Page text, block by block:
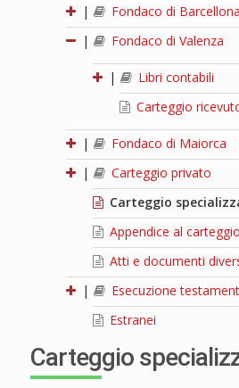
|
Fondaco di Barcellona
|
Fondaco di Valenza
|
Libri contabili
Carteggio
|
Fondaco di Maiorca
|
Carteggio privato
Carteggio
Appendice al carteggio
Atti e documenti
|
Esecuzione
Estranei
Carteggio